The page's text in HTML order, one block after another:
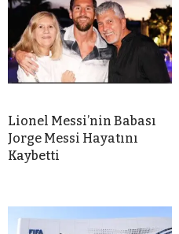
Lionel Messi’nin Babası
Jorge Messi Hayatını
Kaybetti